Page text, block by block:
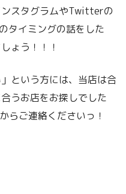
ンスタグラムやTwitterの
タイミングの話をした
ょう！！！
という方には、当店は合
うお店をお探しでした
らご連絡くださいっ！